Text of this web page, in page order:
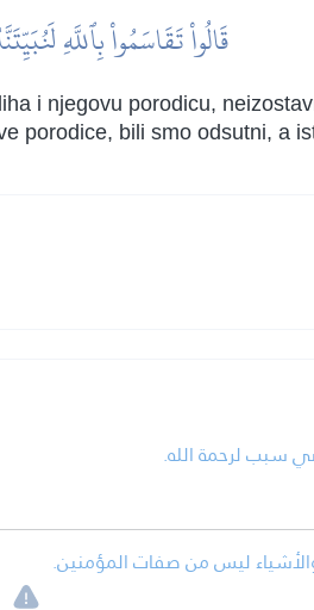
قَالُواْ تَقَاسَمُواْ بِٱللَّهِ
i njegovu porodicu,
porodice, bili smo odsutni, a
سبب لرحمة الله.
ليس من صفات المؤمنين.